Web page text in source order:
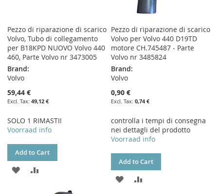
Pezzo di riparazione di scarico
Volvo, Tubo di collegamento
per B18KPD NUOVO Volvo 440
460, Parte Volvo nr 3473005
Brand:
Volvo
59,44 €
49,12 €
SOLO 1 RIMASTI!
Voorraad info
Add to Cart
ADD
Pezzo di riparazione di scarico
Volvo per Volvo 440 D19TD
motore CH.745487 - Parte
Volvo nr 3485824
Brand:
Volvo
0,90 €
0,74 €
controlla i tempi di consegna
nei dettagli del prodotto
Voorraad info
Add to Cart
ADD